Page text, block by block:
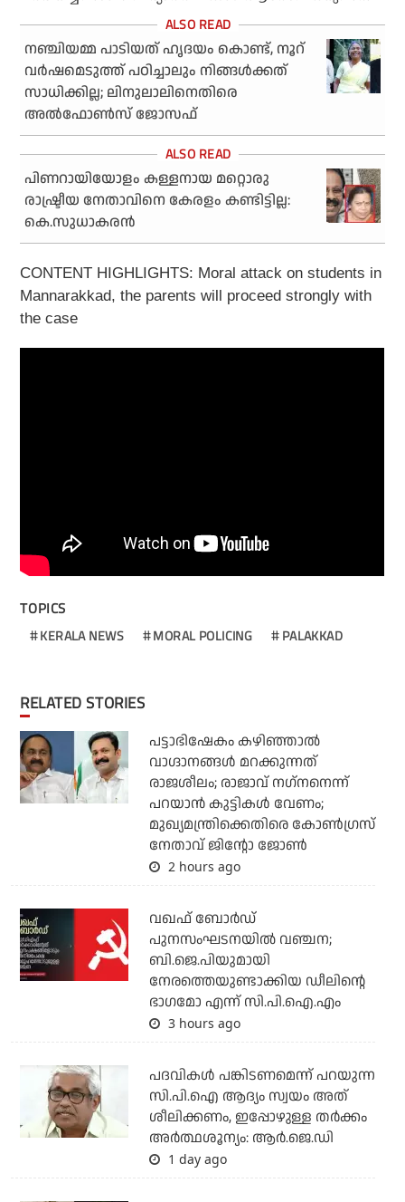
നഞ്ചിയമ്മ പാടിയത് ഹൃദയം കൊണ്ട്, നൂറ്
വര്‍ഷമെടുത്ത് പഠിച്ചാലും നിങ്ങള്‍ക്കത്
സാധിക്കില്ല; ലിനുലാലിനെതിരെ
അല്‍ഫോണ്‍സ് ജോസഫ്
പിണറായിയോളം കള്ളനായ മറ്റൊരു
രാഷ്ട്രീയ നേതാവിനെ കേരളം കണ്ടിട്ടില്ല:
കെ.സുധാകരന്‍
CONTENT HIGHLIGHTS: Moral attack on students in
Mannarakkad, the parents will proceed strongly with
the case
TOPICS
KERALA NEWS MORAL POLICING PALAKKAD
RELATED STORIES
പട്ടാഭിഷേകം കഴിഞ്ഞാല്‍
വാഗ്ദാനങ്ങള്‍ മറക്കുന്നത്
രാജശീലം; രാജാവ് നഗ്‌നനെന്ന്
പറയാന്‍ കുട്ടികള്‍ വേണം;
മുഖ്യമന്ത്രിക്കെതിരെ കോണ്‍ഗ്രസ്
നേതാവ് ജിന്റോ ജോണ്‍
2 hours ago
വഖഫ് ബോര്‍ഡ്
പുനസംഘടനയില്‍ വഞ്ചന;
ബി.ജെ.പിയുമായി
നേരത്തെയുണ്ടാക്കിയ ഡീലിന്റെ
ഭാഗമോ എന്ന് സി.പി.ഐ.എം
3 hours ago
പദവികള്‍ പങ്കിടണമെന്ന് പറയുന്ന
സി.പി.ഐ ആദ്യം സ്വയം അത്
ശീലിക്കണം, ഇപ്പോഴുള്ള തര്‍ക്കം
അര്‍ത്ഥശൂന്യം: ആര്‍.ജെ.ഡി
1 day ago